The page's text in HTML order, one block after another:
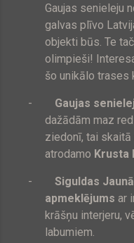
Gaujas senieleju
galvas plīvo
objekti būs. Te
olimpieši!
šo unikālo trases
- Gaujas
dažādām maz
ziedonī, tai
atrodamo Krusta
-
Siguldas
apmeklējums ar
krāšņu interjeru,
labumiem.